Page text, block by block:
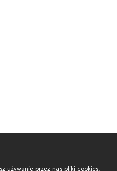
używanie przez nas pliki cookies.